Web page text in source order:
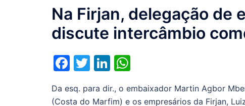
Na Firjan, delegação de
discute intercâmbio
Facebook
TwitterLinkedIn
Da esq. para dir., o embaixador Martin Agbor
(Costa do Marfim) e os empresários da Firjan,